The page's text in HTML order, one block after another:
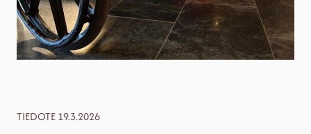
TIEDOTE 19.3.2026